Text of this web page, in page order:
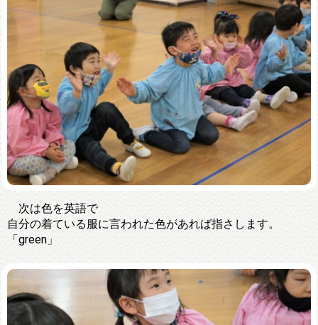
次は色を英語で
自分の着ている服に言われた色があれば指さします。
「green」